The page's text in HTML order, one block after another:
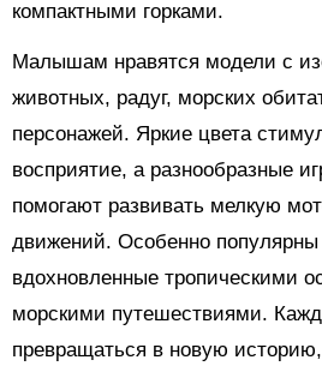
компактными горками.
Малышам нравятся модели с
животных, радуг, морских
персонажей. Яркие цвета
восприятие, а разнообразные
помогают развивать мелкую
движений. Особенно
вдохновленные тропическими
морскими путешествиями.
превращаться в новую историю,